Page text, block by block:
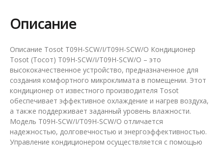
Описание
Описание Tosot T09H-SCW/I/T09H-SCW/O Кондиционер
Tosot (Тосот) T09H-SCW/I/T09H-SCW/O – это
высококачественное устройство, предназначенное для
создания комфортного микроклимата в помещении. Этот
кондиционер от известного производителя Tosot
обеспечивает эффективное охлаждение и нагрев воздуха,
а также поддерживает заданный уровень влажности.
Модель T09H-SCW/I/T09H-SCW/O отличается
надежностью, долговечностью и энергоэффективностью.
Управление кондиционером осуществляется с помощью